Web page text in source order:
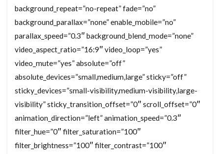
background_repeat=”no-repeat” fade=”no”
background_parallax=”none” enable_mobile=”no”
parallax_speed=”0.3″ background_blend_mode=”none”
video_aspect_ratio=”16:9″ video_loop=”yes”
video_mute=”yes” absolute=”off”
absolute_devices=”small,medium,large” sticky=”off”
sticky_devices=”small-visibility,medium-visibility,large-
visibility” sticky_transition_offset=”0″ scroll_offset=”0″
animation_direction=”left” animation_speed=”0.3″
filter_hue=”0″ filter_saturation=”100″
filter_brightness=”100″ filter_contrast=”100″